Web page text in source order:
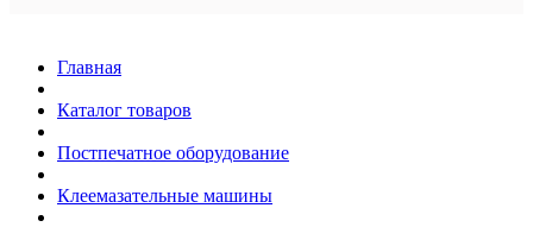
Главная
Каталог товаров
Постпечатное оборудование
Клеемазательные машины